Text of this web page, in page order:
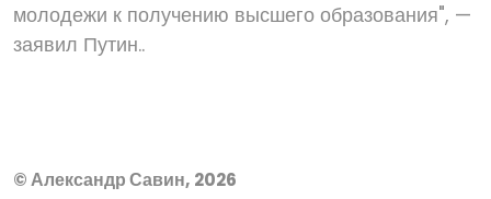
молодежи к получению высшего образования", —
заявил Путин..
© Александр Савин, 2026